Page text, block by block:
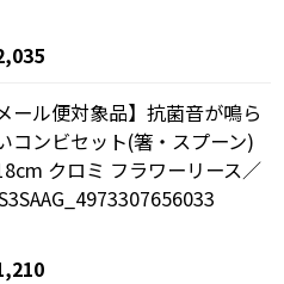
メール便対象品】抗菌音が鳴ら
コンビセット(箸・スプーン)
クロミ フラワーリース／